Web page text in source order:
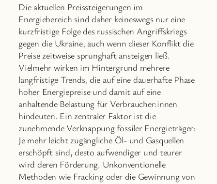
Die aktuellen Preissteigerungen im
Energiebereich sind daher keineswegs nur eine
kurzfristige Folge des russischen Angriffskriegs
gegen die Ukraine, auch wenn dieser Konflikt die
Preise zeitweise sprunghaft ansteigen ließ.
Vielmehr wirken im Hintergrund mehrere
langfristige Trends, die auf eine dauerhafte Phase
hoher Energiepreise und damit auf eine
anhaltende Belastung für Verbraucher:innen
hindeuten. Ein zentraler Faktor ist die
zunehmende Verknappung fossiler Energieträger:
Je mehr leicht zugängliche Öl- und Gasquellen
erschöpft sind, desto aufwendiger und teurer
wird deren Förderung. Unkonventionelle
Methoden wie Fracking oder die Gewinnung von